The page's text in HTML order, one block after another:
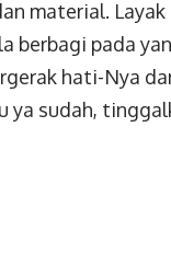
material.
berbagi pada
hati-Nya
ya sudah,